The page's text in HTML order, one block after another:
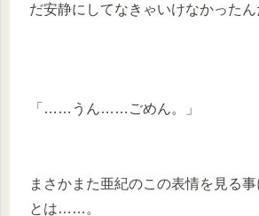
だ安静にしてなきゃいけなかったん
「……うん……ごめん。」
まさかまた亜紀のこの表情を見る
とは……。